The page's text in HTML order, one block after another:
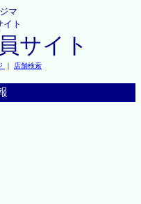
マ
イト
サイト
｜ 店舗検索